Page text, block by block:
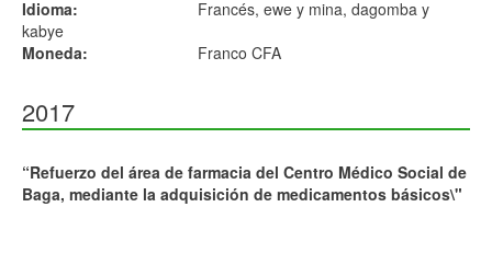
Idioma:
Francés, ewe y mina, dagomba y
kabye
Moneda:
Franco CFA
2017
“Refuerzo del área de farmacia del Centro Médico Social de
Baga, mediante la adquisición de medicamentos básicos\"